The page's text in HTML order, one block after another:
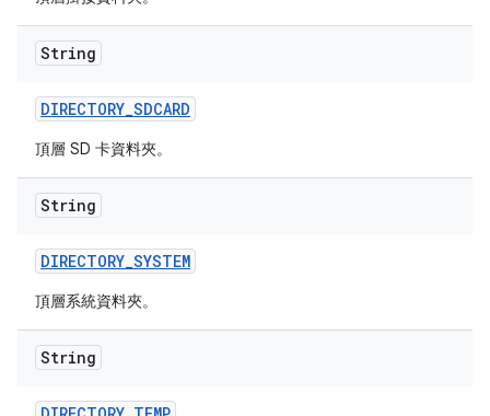
String
DIRECTORY_SDCARD
頂層 SD 卡資料夾。
String
DIRECTORY_SYSTEM
頂層系統資料夾。
String